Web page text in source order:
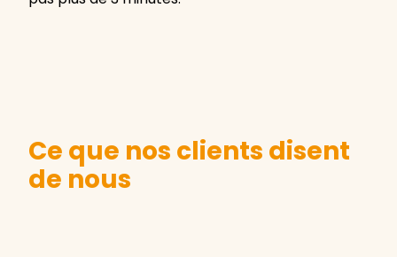
Ce que nos clients disent
de nous